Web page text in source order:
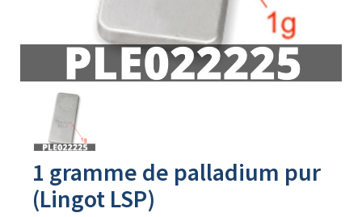
produit
1 gramme de palladium pur
(Lingot LSP)